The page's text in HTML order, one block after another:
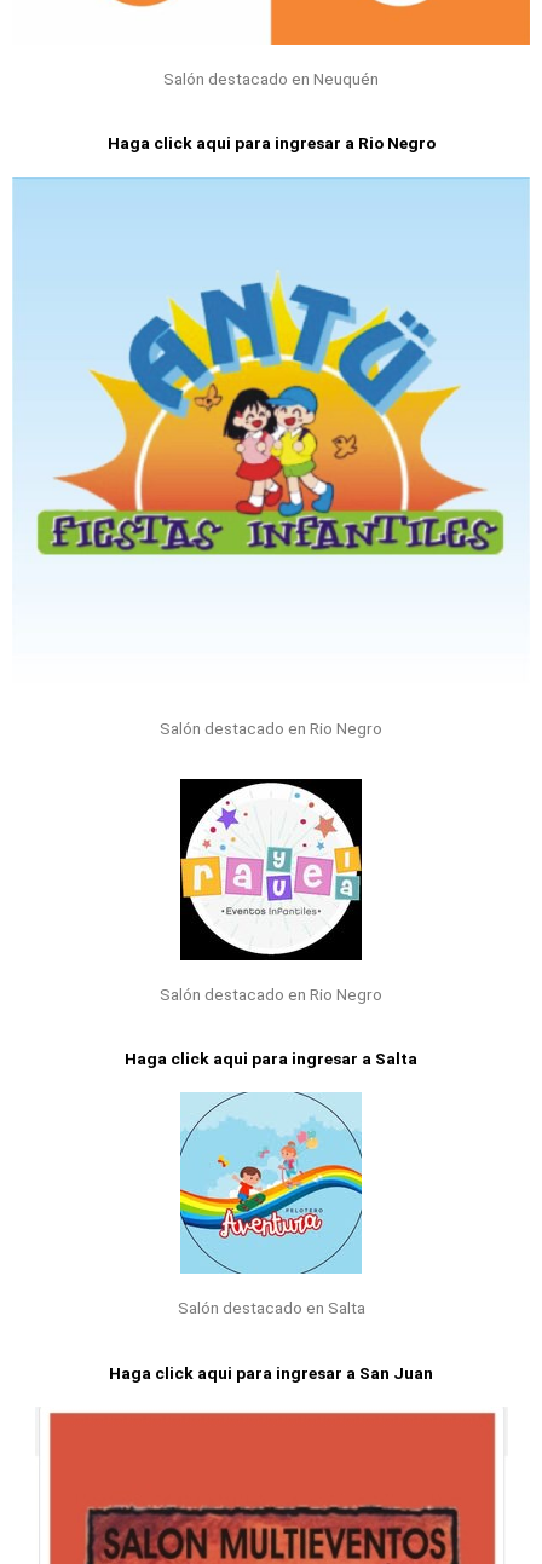
Salón destacado en Neuquén
Haga click aqui para ingresar a Rio Negro
Salón destacado en Rio Negro
Salón destacado en Rio Negro
Haga click aqui para ingresar a Salta
Salón destacado en Salta
Haga click aqui para ingresar a San Juan